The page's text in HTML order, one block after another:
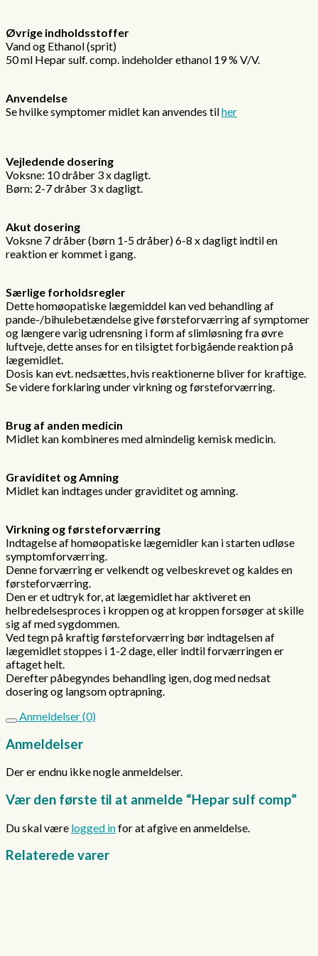
Øvrige indholdsstoffer
Vand og Ethanol (sprit)
50 ml Hepar sulf. comp. indeholder ethanol 19 % V/V.
Anvendelse
Se hvilke symptomer midlet kan anvendes tilher
Vejledende dosering
Voksne: 10 dråber 3 x dagligt.
Børn: 2-7 dråber 3 x dagligt.
Akut dosering
Voksne 7 dråber (børn 1-5 dråber) 6-8 x dagligt indtil en
reaktion er kommet i gang.
Særlige forholdsregler
Dette homøopatiske lægemiddel kan ved behandling af
pande-/bihulebetændelse give førsteforværring af symptomer
og længere varig udrensning i form af slimløsning fra øvre
luftveje, dette anses for en tilsigtet forbigående reaktion på
lægemidlet.
Dosis kan evt. nedsættes, hvis reaktionerne bliver for kraftige.
Se videre forklaring under virkning og førsteforværring.
Brug af anden medicin
Midlet kan kombineres med almindelig kemisk medicin.
Graviditet og Amning
Midlet kan indtages under graviditet og amning.
Virkning og førsteforværring
Indtagelse af homøopatiske lægemidler kan i starten udløse
symptomforværring.
Denne forværring er velkendt og velbeskrevet og kaldes en
førsteforværring.
Den er et udtryk for, at lægemidlet har aktiveret en
helbredelsesproces i kroppen og at kroppen forsøger at skille
sig af med sygdommen.
Ved tegn på kraftig førsteforværring bør indtagelsen af
lægemidlet stoppes i 1-2 dage, eller indtil forværringen er
aftaget helt.
Derefter påbegyndes behandling igen, dog med nedsat
dosering og langsom optrapning.
Anmeldelser (0)
Anmeldelser
Der er endnu ikke nogle anmeldelser.
Vær den første til at anmelde “Hepar sulf comp”
Du skal være logged infor at afgive en anmeldelse.
Relaterede varer